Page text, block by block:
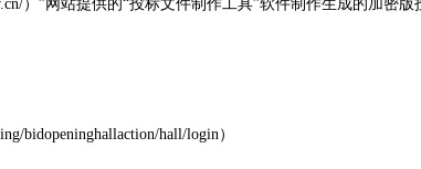
）”网站提供的“投标文件制作工具”软件制作生成的加密版
bidopeninghallaction/hall/login）